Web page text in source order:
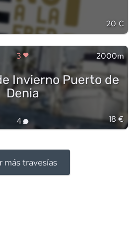
20 €
3 2000m
Invierno Puerto de
Denia
4 18 €
más travesías